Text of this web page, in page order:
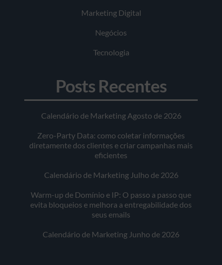
Marketing Digital
Negócios
Tecnologia
Posts Recentes
Calendário de Marketing Agosto de 2026
Zero-Party Data: como coletar informações
diretamente dos clientes e criar campanhas mais
eficientes
Calendário de Marketing Julho de 2026
Warm-up de Domínio e IP: O passo a passo que
evita bloqueios e melhora a entregabilidade dos
seus emails
Calendário de Marketing Junho de 2026